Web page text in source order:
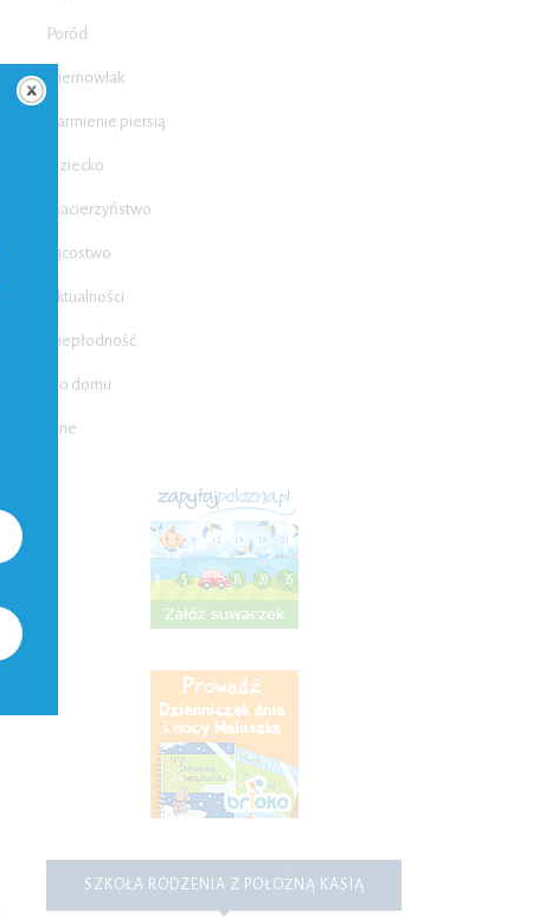
Poród
Niemowlak
Karmienie piersią
Dziecko
Macierzyństwo
Ojcostwo
Aktualności
Niepłodność
Do domu
Inne
SZKOŁA RODZENIA Z POŁOŻNĄ KASIĄ